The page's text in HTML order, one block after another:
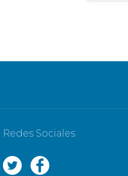
Redes Sociales